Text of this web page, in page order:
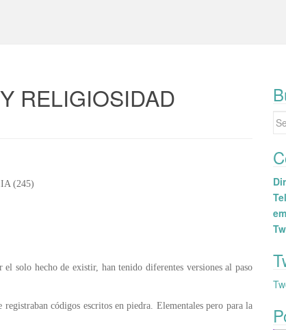
RELIGIOSIDAD
(245)
el solo hecho de existir, han tenido diferentes versiones al paso
códigos escritos en piedra. Elementales pero para la